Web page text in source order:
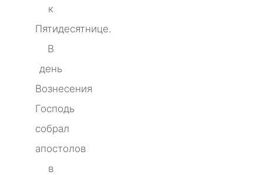
к
Пятидесятнице.
В
день
Вознесения
Господь
собрал
апостолов
в